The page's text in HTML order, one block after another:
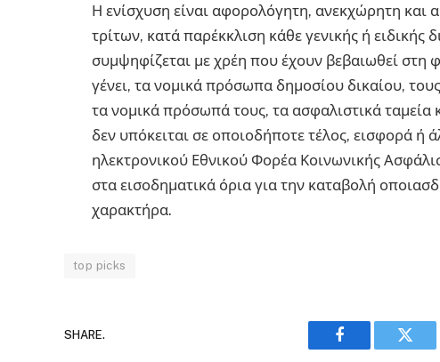
Η ενίσχυση είναι αφορολόγητη, ανεκχώρητη και
τρίτων, κατά παρέκκλιση κάθε γενικής ή ειδικής
συμψηφίζεται με χρέη που έχουν βεβαιωθεί στη
γένει, τα νομικά πρόσωπα δημοσίου δικαίου,
τα νομικά πρόσωπά τους, τα ασφαλιστικά
δεν υπόκειται σε οποιοδήποτε τέλος, εισφορά
ηλεκτρονικού Εθνικού Φορέα Κοινωνικής
στα εισοδηματικά όρια για την καταβολή
χαρακτήρα.
top picks
SHARE.
Facebook